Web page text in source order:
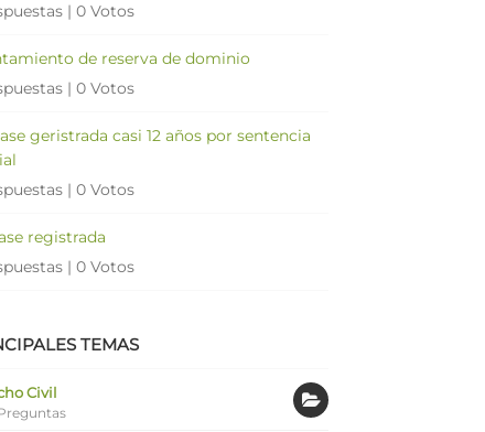
| 0 Votos
de reserva de dominio
| 0 Votos
geristrada casi 12 años por sentencia
| 0 Votos
registrada
| 0 Votos
TEMAS
Civil